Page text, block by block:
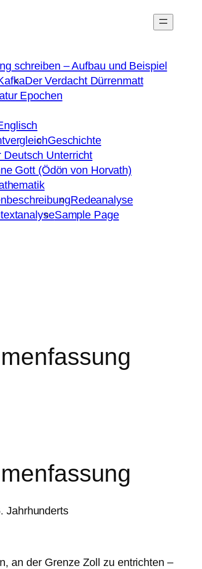
schreiben – Aufbau und Beispiel
Der Verdacht Dürrenmatt
Epochen
Geschichte
Deutsch Unterricht
Gott (Ödön von Horvath)
Redeanalyse
Sample Page
Jahrhunderts
an der Grenze Zoll zu entrichten –